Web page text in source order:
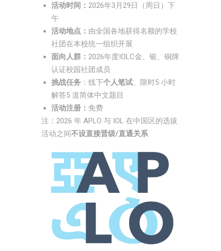
活动时间： 2026年3月29日（周日）下
午
活动地点： 由全国各地获得名额的学校
社团在本校统一组织开展
面向人群： 2026年度IOLC金、银、铜牌
认证校园社团成员
挑战任务 ：线下个人笔试、限时5 小时
解答5 道简体中文题目
活动注册： 免费
注：2026 年 APLO 与 IOL 在中国区的选拔
活动之间不设直接晋级/直通关系